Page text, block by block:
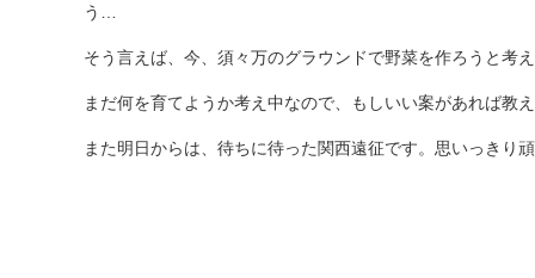
う…
そう言えば、今、須々万のグラウンドで野菜を作ろうと考
まだ何を育てようか考え中なので、もしいい案があれば教
また明日からは、待ちに待った関西遠征です。思いっきり